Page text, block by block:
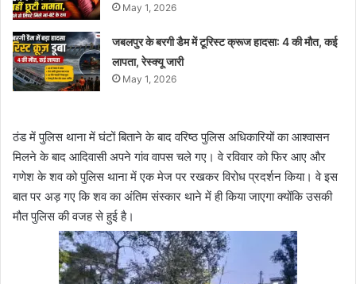
May 1, 2026
जबलपुर के बरगी डैम में टूरिस्ट क्रूज हादसा: 4 की मौत, कई
लापता, रेस्क्यू जारी
May 1, 2026
ठंड में पुलिस थाना में घंटों बिताने के बाद वरिष्ठ पुलिस अधिकारियों का आश्‍वासन
मिलने के बाद आदिवासी अपने गांव वापस चले गए। वे रविवार को फिर आए और
गणेश के शव को पुलिस थाना में एक मेज पर रखकर विरोध प्रदर्शन किया। वे इस
बात पर अड़ गए कि शव का अंतिम संस्कार थाने में ही किया जाएगा क्योंकि उसकी
मौत पुलिस की वजह से हुई है।